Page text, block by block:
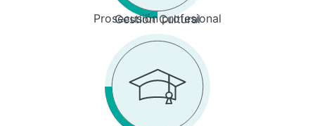
Prosecusión profesional
Gestión Cultural